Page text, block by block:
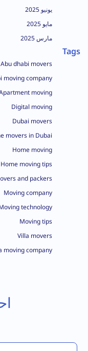
يونيو 2025
مايو 2025
مارس 2025
Tags
Abu dhabi movers
moving company
Apartment moving
Digital moving
Dubai movers
movers in Dubai
Home moving
Home moving tips
Movers and packers
Moving company
Moving technology
Moving tips
Villa movers
moving company